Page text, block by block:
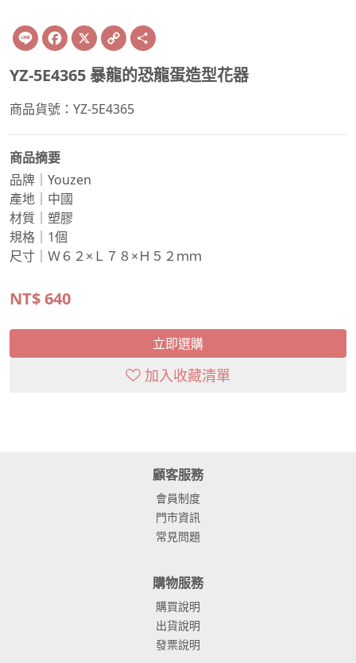
Line Facebook
X Copy
Link
YZ-5E4365 暴龍的恐龍蛋造型花器
商品貨號：YZ-5E4365
商品摘要
品牌｜Youzen
產地｜中國
材質｜塑膠
規格｜1個
尺寸｜Ｗ６２×Ｌ７８×Ｈ５２ｍｍ
NT$640
立即選購
加入收藏清單
顧客服務
會員制度
門市資訊
常見問題
購物服務
購買說明
出貨說明
發票說明